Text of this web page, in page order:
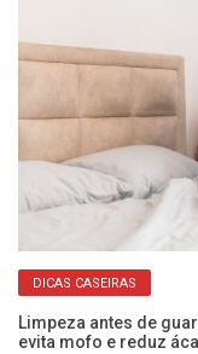
DICAS CASEIRAS
Limpeza antes de
evita mofo e reduz